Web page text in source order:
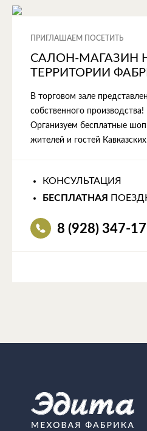
ПРИГЛАШАЕМ ПОСЕТИТЬ
САЛОН-МАГАЗИН
ТЕРРИТОРИИ
В торговом зале
собственного производства!
Организуем бесплатные
жителей и гостей
КОНСУЛЬТАЦИЯ
БЕСПЛАТНАЯ
8 (928) 347-